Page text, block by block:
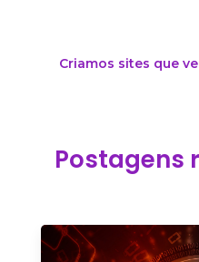
Criamos sites que
Postagens